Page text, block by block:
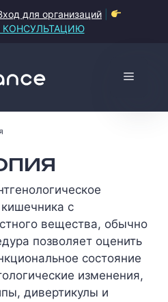
для организаций
КОНСУЛЬТАЦИЮ
Меню
с
вещества, обычно
позволяет оценить
состояние
изменения,
дивертикулы и